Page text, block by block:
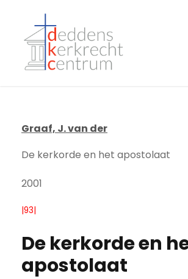
Graaf, J. van der
De kerkorde en het apostolaat
2001
|93|
De kerkorde en
apostolaat